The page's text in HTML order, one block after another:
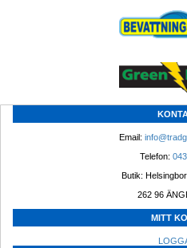
Email:
Telefon:
Butik:
262 96
MITT